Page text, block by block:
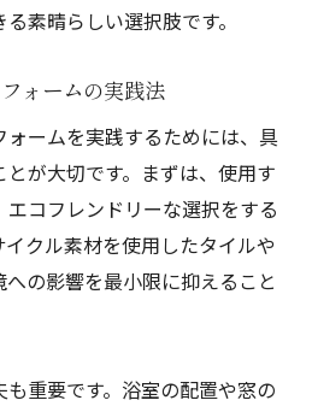
素晴らしい選択肢です。
ォームの実践法
ームを実践するためには、具
が大切です。まずは、使用す
コフレンドリーな選択をする
クル素材を使用したタイルや
の影響を最小限に抑えること
重要です。浴室の配置や窓の